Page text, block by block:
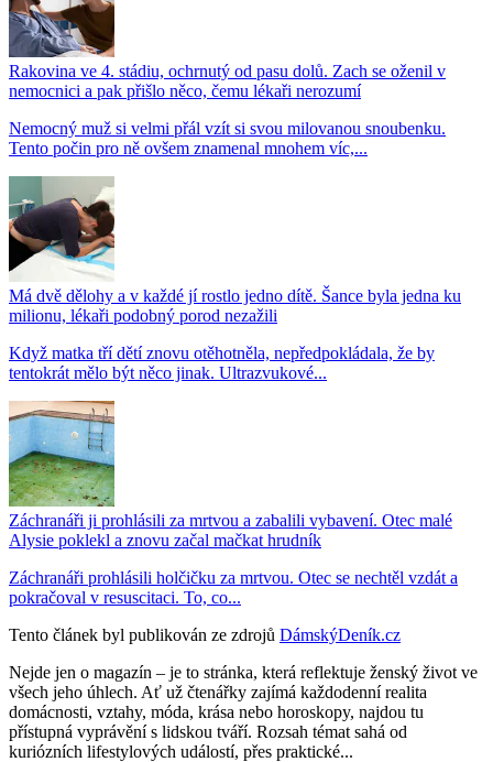
Rakovina ve 4. stádiu, ochrnutý od pasu dolů. Zach se oženil v
nemocnici a pak přišlo něco, čemu lékaři nerozumí
Nemocný muž si velmi přál vzít si svou milovanou snoubenku.
Tento počin pro ně ovšem znamenal mnohem víc,...
Má dvě dělohy a v každé jí rostlo jedno dítě. Šance byla jedna ku
milionu, lékaři podobný porod nezažili
Když matka tří dětí znovu otěhotněla, nepředpokládala, že by
tentokrát mělo být něco jinak. Ultrazvukové...
Záchranáři ji prohlásili za mrtvou a zabalili vybavení. Otec malé
Alysie poklekl a znovu začal mačkat hrudník
Záchranáři prohlásili holčičku za mrtvou. Otec se nechtěl vzdát a
pokračoval v resuscitaci. To, co...
Tento článek byl publikován ze zdrojů DámskýDeník.cz
Nejde jen o magazín – je to stránka, která reflektuje ženský život ve
všech jeho úhlech. Ať už čtenářky zajímá každodenní realita
domácnosti, vztahy, móda, krása nebo horoskopy, najdou tu
přístupná vyprávění s lidskou tváří. Rozsah témat sahá od
kuriózních lifestylových událostí, přes praktické...